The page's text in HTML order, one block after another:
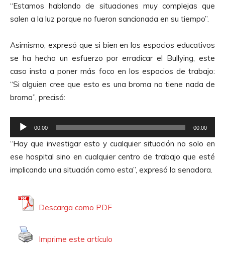
“Estamos hablando de situaciones muy complejas que
salen a la luz porque no fueron sancionada en su tiempo”.
Asimismo, expresó que si bien en los espacios educativos
se ha hecho un esfuerzo por erradicar el Bullying, este
caso insta a poner más foco en los espacios de trabajo:
“Si alguien cree que esto es una broma no tiene nada de
broma”, precisó:
e
p
r
o
00:00 00:00
“Hay que investigar esto y cualquier situación no solo en
ese hospital sino en cualquier centro de trabajo que esté
implicando una situación como esta”, expresó la senadora.
Descarga como PDF
Imprime este artículo